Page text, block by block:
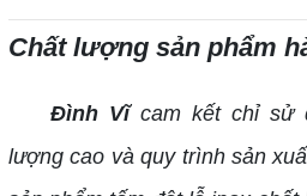
Chất lượng sản phẩm
Đình Vĩcam kết chỉ sử
lượng cao và quy trình sản